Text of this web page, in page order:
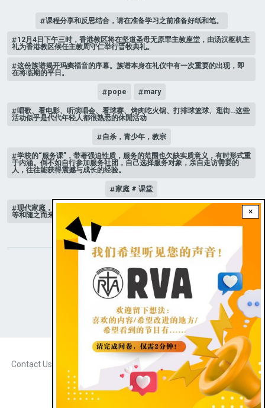
×
课程分享和反思结合，请在准备学习之前准备好纸和笔。
12月4日下午三时，香港教区将在坚道圣母无原罪主教座堂，由汤汉枢机主
礼为香港教区候任主教周守仁举行晋牧典礼。
这份族谱揭开玛窦福音的序幕。族谱本身在礼仪中有一次重要的出现，即
在将临期的平日。
pope mary
唱歌、看电影、听演唱会、看球赛、烤肉吃火锅、打排球篮球、逛街…这些
活动似乎是代代年轻人都很熟悉的休閒活动
自杀，青少年，教宗
学校的“服务课”，带著强迫性质，服务的范围也欠缺实质意义，有时形式重
于内涵。倒不如自行参加服务社团，自己选择服务对象，亲自走访需要的
人，往往能获得震撼与成长的经验。
家庭 # 课堂
现代家庭，子女或许都是宝贝，不公平的待遇显得比较少，但隐性的不平
等和随之而来的身心压力却仍旧挥之不去。
STAY CONNECTED WITH US!
Radio Veritas Asia © 2023
Contact Us
Dark theme